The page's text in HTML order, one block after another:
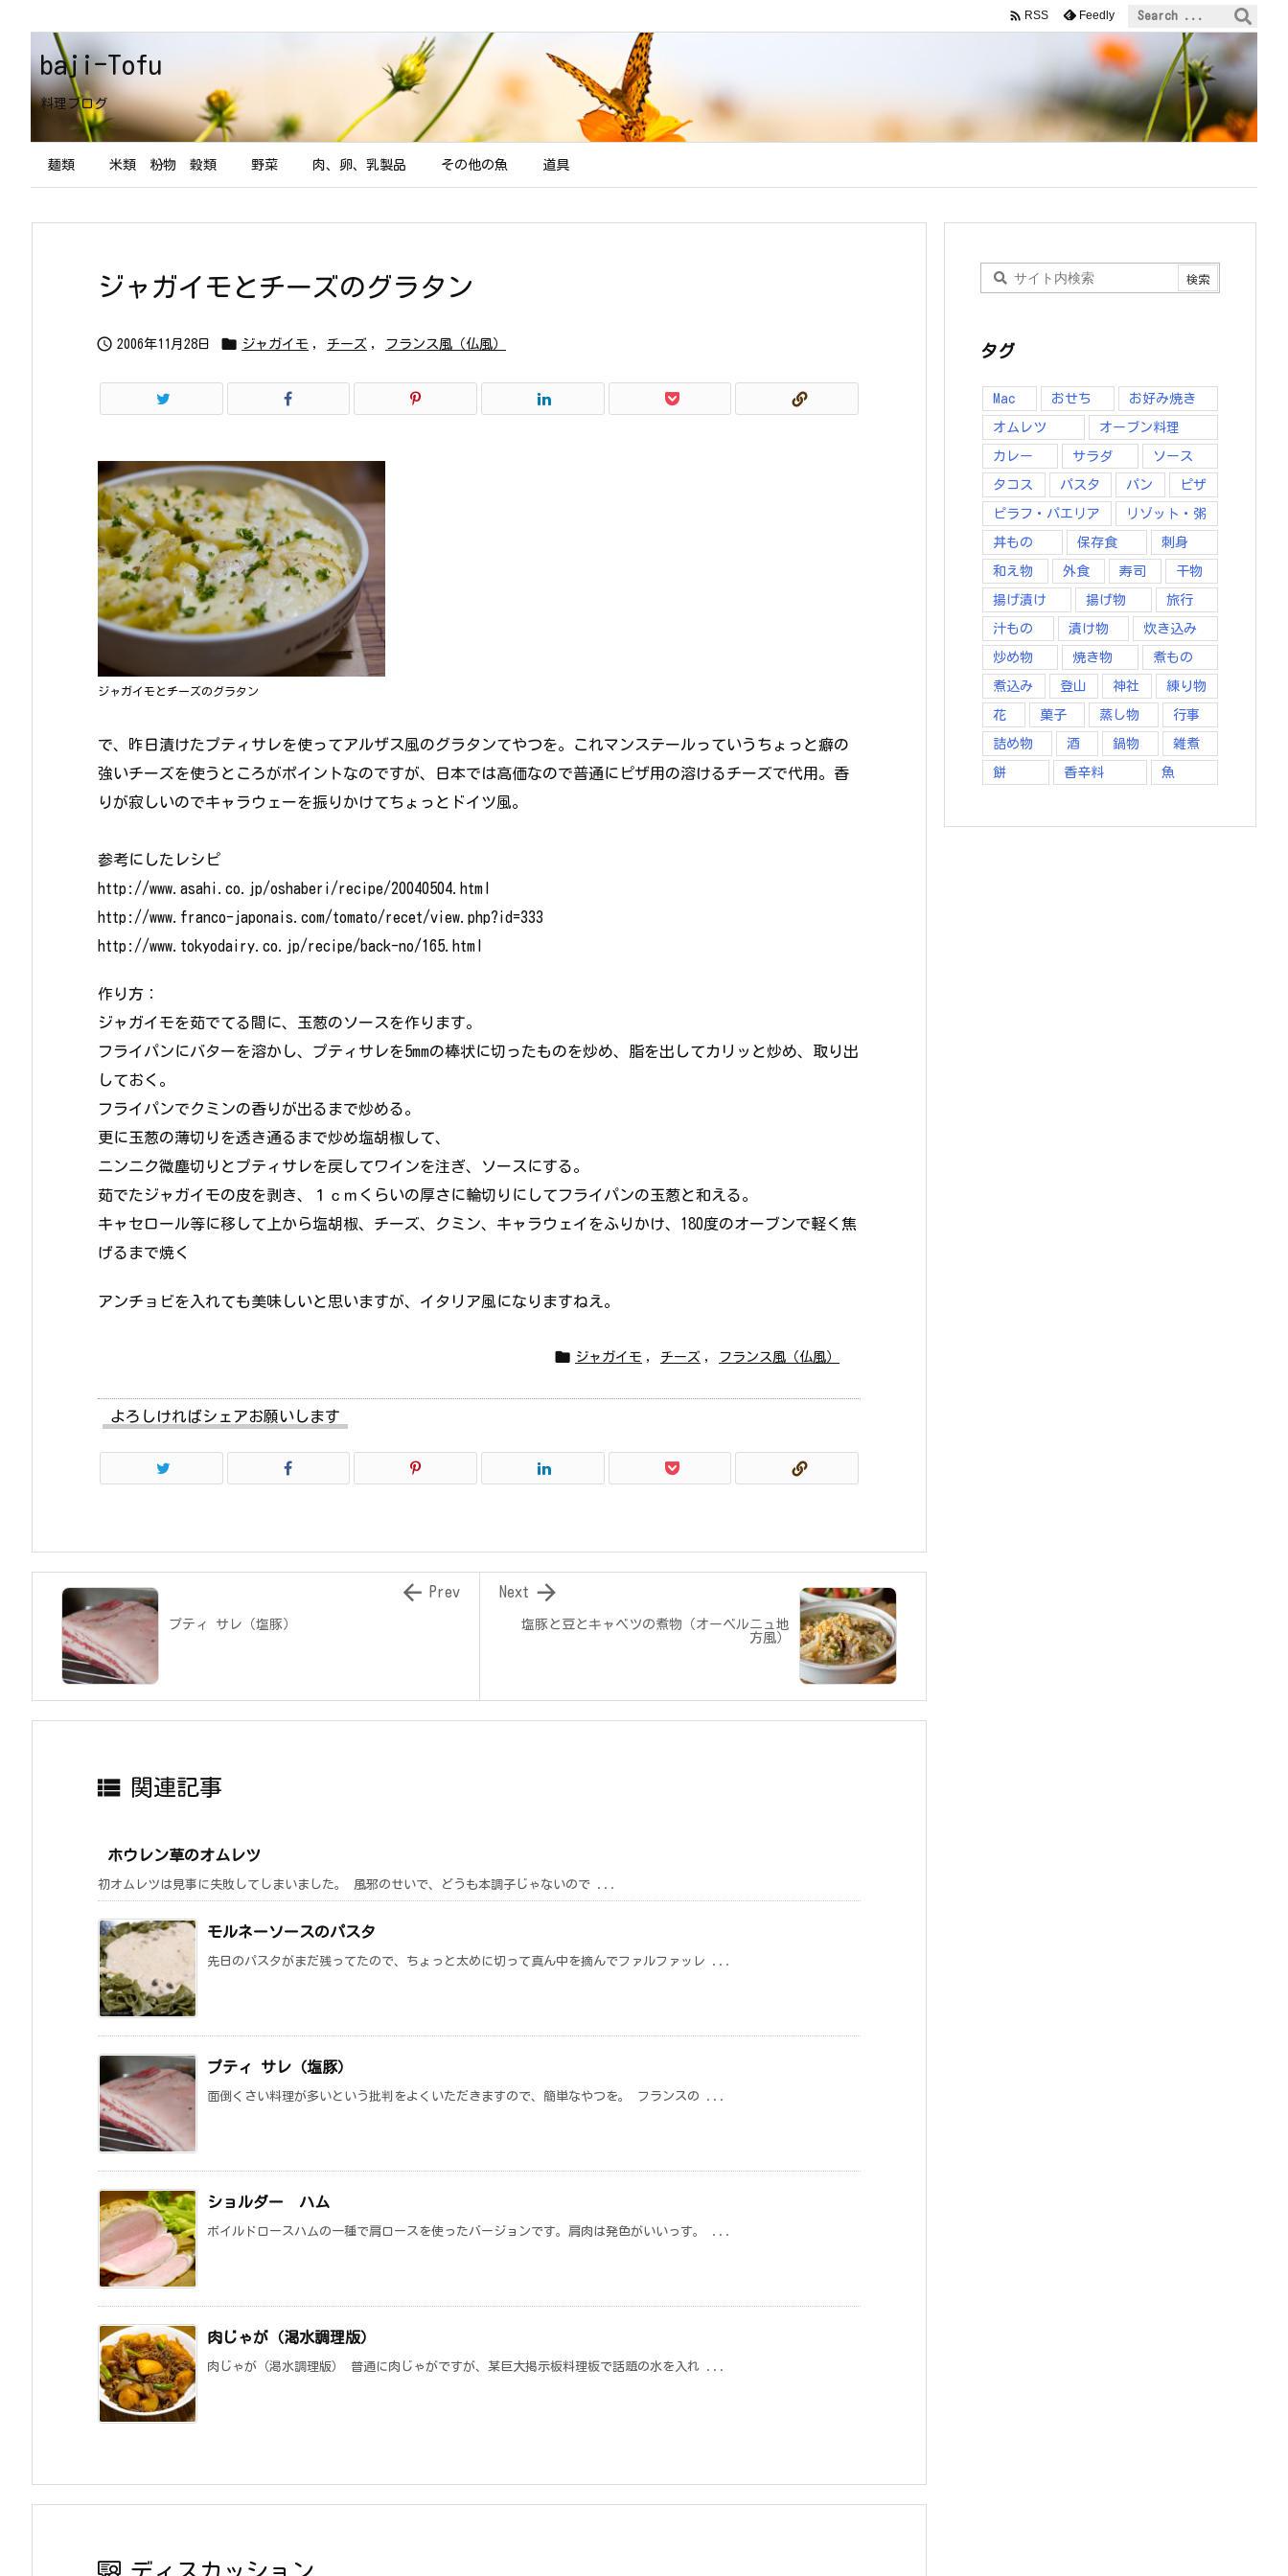
baji-Tofu
料理ブログ
麺類 米類 粉物 穀類 野菜 肉、卵、乳製品 その他の魚 道具
 RSS Feedly
ジャガイモとチーズのグラタン
 2006年11月28日  ジャガイモ , チーズ , フランス風（仏風）
ジャガイモとチーズのグラタン
で、昨日漬けたプティサレを使ってアルザス風のグラタンてやつを。これマンステールっていうちょっと癖の
強いチーズを使うところがポイントなのですが、日本では高価なので普通にピザ用の溶けるチーズで代用。香
りが寂しいのでキャラウェーを振りかけてちょっとドイツ風。
参考にしたレシピ
http://www.asahi.co.jp/oshaberi/recipe/20040504.html
http://www.franco-japonais.com/tomato/recet/view.php?id=333
http://www.tokyodairy.co.jp/recipe/back-no/165.html
作り方：
ジャガイモを茹でてる間に、玉葱のソースを作ります。
フライパンにバターを溶かし、プティサレを5mmの棒状に切ったものを炒め、脂を出してカリッと炒め、取り出
しておく。
フライパンでクミンの香りが出るまで炒める。
更に玉葱の薄切りを透き通るまで炒め塩胡椒して、
ニンニク微塵切りとプティサレを戻してワインを注ぎ、ソースにする。
茹でたジャガイモの皮を剥き、１ｃｍくらいの厚さに輪切りにしてフライパンの玉葱と和える。
キャセロール等に移して上から塩胡椒、チーズ、クミン、キャラウェイをふりかけ、180度のオーブンで軽く焦
げるまで焼く
アンチョビを入れても美味しいと思いますが、イタリア風になりますねえ。
 ジャガイモ , チーズ , フランス風（仏風）
よろしければシェアお願いします
塩豚と豆とキャベツの煮物（オーベルニュ地
方風）

Next
プティ サレ（塩豚）
 Prev
 関連記事
ホウレン草のオムレツ
初オムレツは見事に失敗してしまいました。 風邪のせいで、どうも本調子じゃないので ...
モルネーソースのパスタ
先日のパスタがまだ残ってたので、ちょっと太めに切って真ん中を摘んでファルファッレ ...
プティ サレ（塩豚）
面倒くさい料理が多いという批判をよくいただきますので、簡単なやつを。 フランスの ...
ショルダー ハム
ボイルドロースハムの一種で肩ロースを使ったバージョンです。肩肉は発色がいいっす。 ...
肉じゃが（渇水調理版）
肉じゃが（渇水調理版） 普通に肉じゃがですが、某巨大掲示板料理板で話題の水を入れ ...
ディスカッション
タグ
Mac おせち お好み焼き
オムレツ オーブン料理
カレー サラダ ソース
タコス パスタ パン ピザ
ピラフ・パエリア リゾット・粥
丼もの 保存食 刺身
和え物 外食 寿司 干物
揚げ漬け 揚げ物 旅行
汁もの 漬け物 炊き込み
炒め物 焼き物 煮もの
煮込み 登山 神社 練り物
花 菓子 蒸し物 行事
詰め物 酒 鍋物 雑煮
餅 香辛料 魚